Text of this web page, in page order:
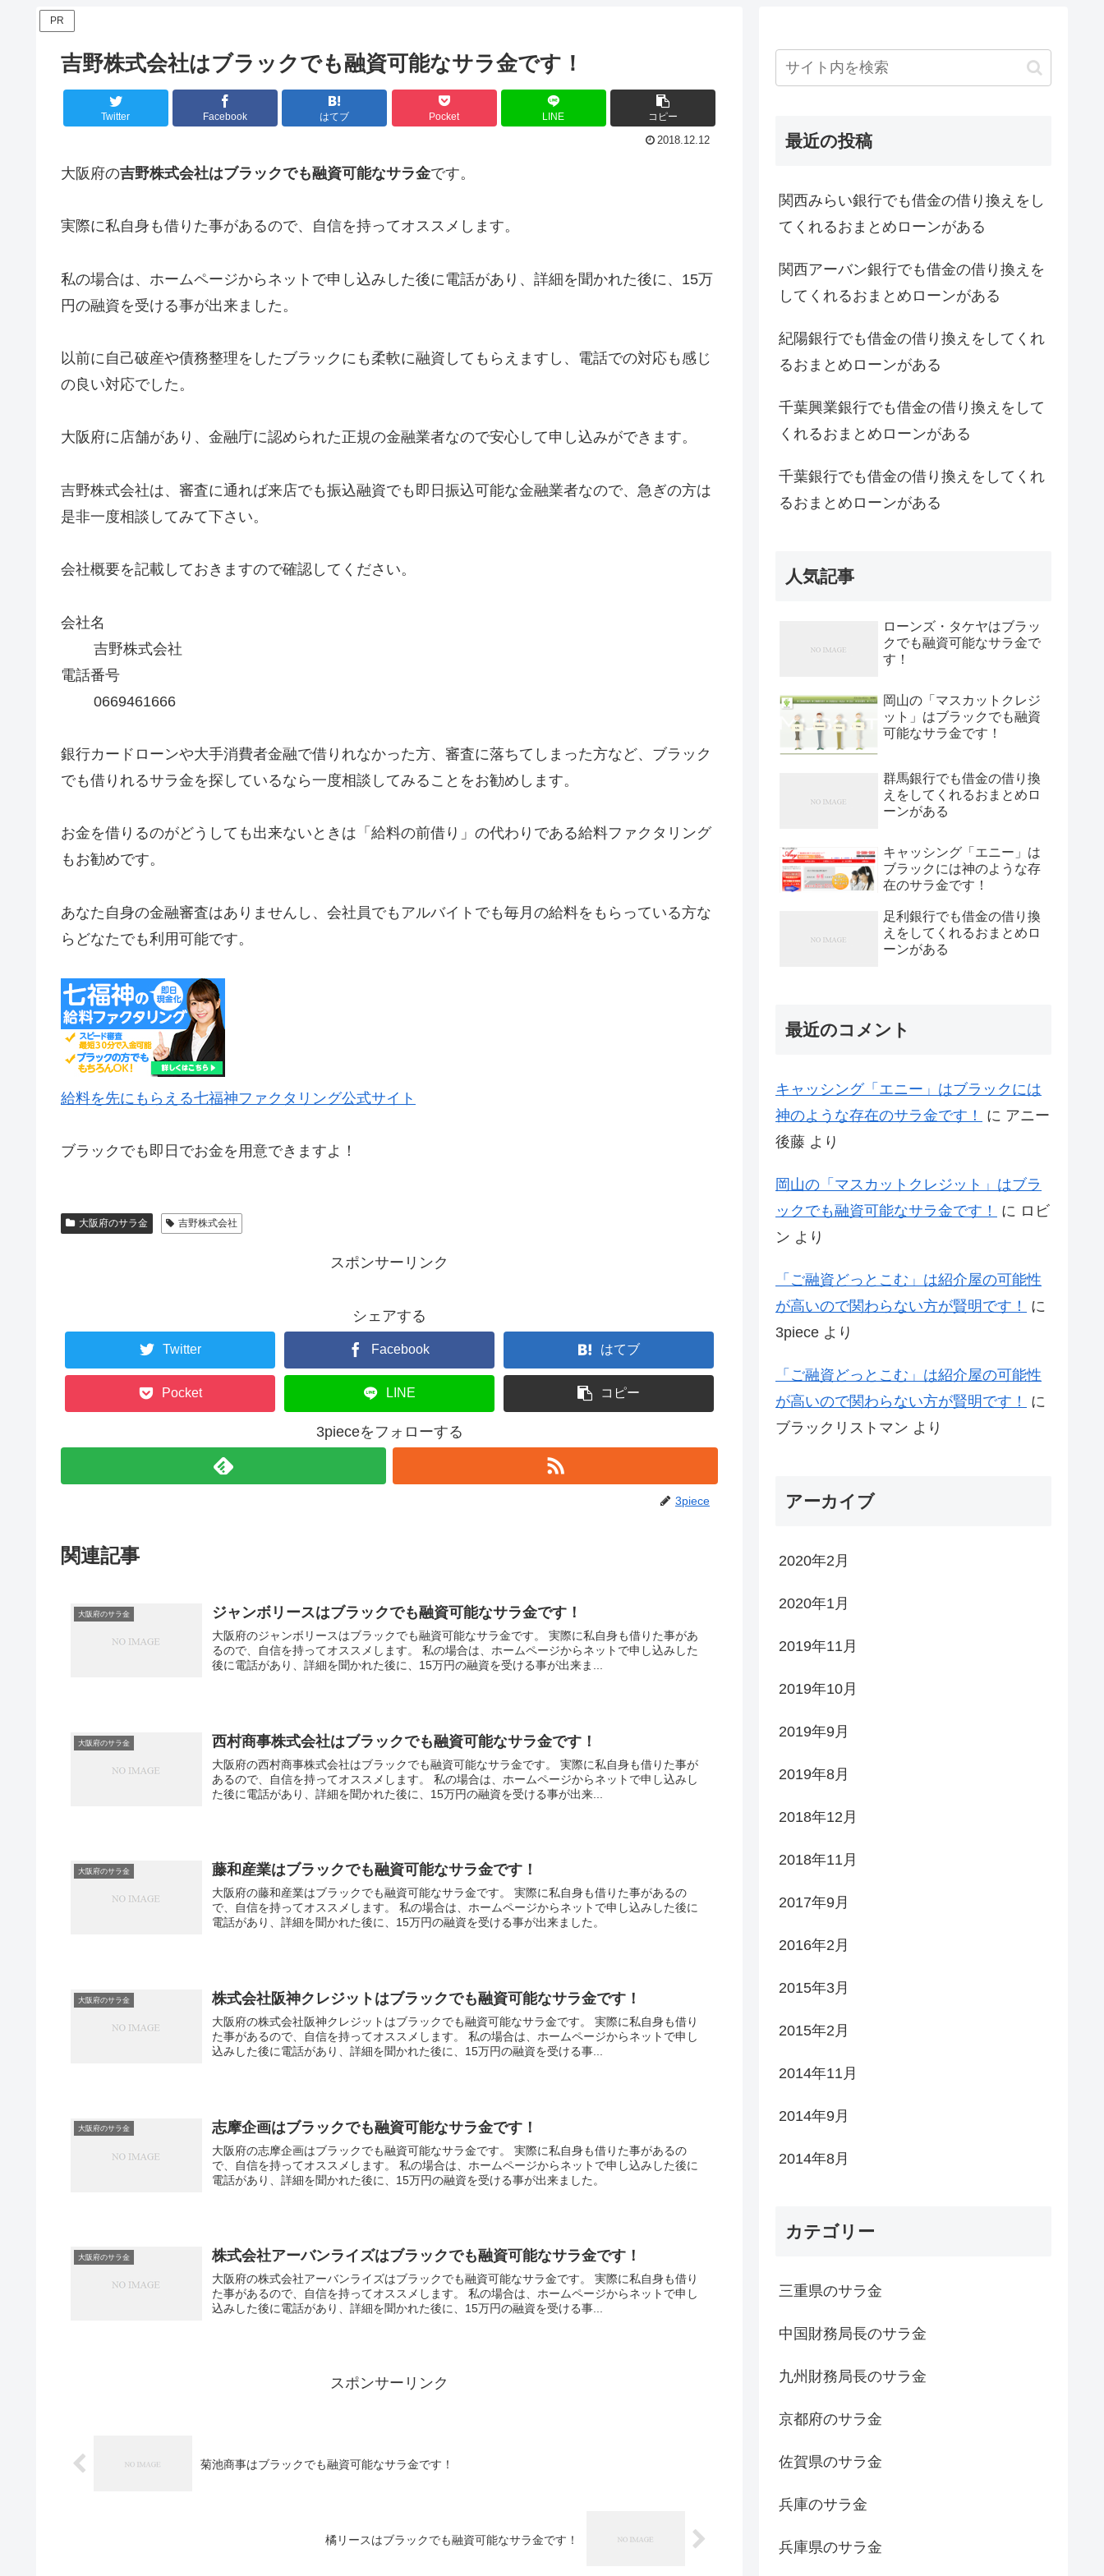
PR
吉野株式会社はブラックでも融資可能なサラ金です！
Twitter Facebook はてブ Pocket LINE コピー
2018.12.12
大阪府の吉野株式会社はブラックでも融資可能なサラ金です。
実際に私自身も借りた事があるので、自信を持ってオススメします。
私の場合は、ホームページからネットで申し込みした後に電話があり、詳細を聞かれた後に、15万
円の融資を受ける事が出来ました。
以前に自己破産や債務整理をしたブラックにも柔軟に融資してもらえますし、電話での対応も感じ
の良い対応でした。
大阪府に店舗があり、金融庁に認められた正規の金融業者なので安心して申し込みができます。
吉野株式会社は、審査に通れば来店でも振込融資でも即日振込可能な金融業者なので、急ぎの方は
是非一度相談してみて下さい。
会社概要を記載しておきますので確認してください。
会社名
吉野株式会社
電話番号
0669461666
銀行カードローンや大手消費者金融で借りれなかった方、審査に落ちてしまった方など、ブラック
でも借りれるサラ金を探しているなら一度相談してみることをお勧めします。
お金を借りるのがどうしても出来ないときは「給料の前借り」の代わりである給料ファクタリング
もお勧めです。
あなた自身の金融審査はありませんし、会社員でもアルバイトでも毎月の給料をもらっている方な
らどなたでも利用可能です。
給料を先にもらえる七福神ファクタリング公式サイト
ブラックでも即日でお金を用意できますよ！
大阪府のサラ金 吉野株式会社
スポンサーリンク
シェアする
Twitter Facebook はてブ
Pocket LINE コピー
3pieceをフォローする
3piece
関連記事
大阪府のサラ金 ジャンボリースはブラックでも融資可能なサラ金です！
大阪府のジャンボリースはブラックでも融資可能なサラ金です。 実際に私自身も借りた事があ
るので、自信を持ってオススメします。 私の場合は、ホームページからネットで申し込みした
後に電話があり、詳細を聞かれた後に、15万円の融資を受ける事が出来ま...
大阪府のサラ金 西村商事株式会社はブラックでも融資可能なサラ金です！
大阪府の西村商事株式会社はブラックでも融資可能なサラ金です。 実際に私自身も借りた事が
あるので、自信を持ってオススメします。 私の場合は、ホームページからネットで申し込みし
た後に電話があり、詳細を聞かれた後に、15万円の融資を受ける事が出来...
大阪府のサラ金 藤和産業はブラックでも融資可能なサラ金です！
大阪府の藤和産業はブラックでも融資可能なサラ金です。 実際に私自身も借りた事があるの
で、自信を持ってオススメします。 私の場合は、ホームページからネットで申し込みした後に
電話があり、詳細を聞かれた後に、15万円の融資を受ける事が出来ました。
大阪府のサラ金 株式会社阪神クレジットはブラックでも融資可能なサラ金です！
大阪府の株式会社阪神クレジットはブラックでも融資可能なサラ金です。 実際に私自身も借り
た事があるので、自信を持ってオススメします。 私の場合は、ホームページからネットで申し
込みした後に電話があり、詳細を聞かれた後に、15万円の融資を受ける事...
大阪府のサラ金 志摩企画はブラックでも融資可能なサラ金です！
大阪府の志摩企画はブラックでも融資可能なサラ金です。 実際に私自身も借りた事があるの
で、自信を持ってオススメします。 私の場合は、ホームページからネットで申し込みした後に
電話があり、詳細を聞かれた後に、15万円の融資を受ける事が出来ました。
大阪府のサラ金 株式会社アーバンライズはブラックでも融資可能なサラ金です！
大阪府の株式会社アーバンライズはブラックでも融資可能なサラ金です。 実際に私自身も借り
た事があるので、自信を持ってオススメします。 私の場合は、ホームページからネットで申し
込みした後に電話があり、詳細を聞かれた後に、15万円の融資を受ける事...
スポンサーリンク
菊池商事はブラックでも融資可能なサラ金です！
橘リースはブラックでも融資可能なサラ金です！
最近の投稿
関西みらい銀行でも借金の借り換えをし
てくれるおまとめローンがある
関西アーバン銀行でも借金の借り換えを
してくれるおまとめローンがある
紀陽銀行でも借金の借り換えをしてくれ
るおまとめローンがある
千葉興業銀行でも借金の借り換えをして
くれるおまとめローンがある
千葉銀行でも借金の借り換えをしてくれ
るおまとめローンがある
人気記事
ローンズ・タケヤはブラッ
クでも融資可能なサラ金で
す！
岡山の「マスカットクレジ
ット」はブラックでも融資
可能なサラ金です！
群馬銀行でも借金の借り換
えをしてくれるおまとめロ
ーンがある
キャッシング「エニー」は
ブラックには神のような存
在のサラ金です！
足利銀行でも借金の借り換
えをしてくれるおまとめロ
ーンがある
最近のコメント
キャッシング「エニー」はブラックには
神のような存在のサラ金です！
に アニー
後藤 より
岡山の「マスカットクレジット」はブラ
ックでも融資可能なサラ金です！
に ロビ
ン より
「ご融資どっとこむ」は紹介屋の可能性
が高いので関わらない方が賢明です！
に
3piece より
「ご融資どっとこむ」は紹介屋の可能性
が高いので関わらない方が賢明です！
に
ブラックリストマン より
アーカイブ
2020年2月
2020年1月
2019年11月
2019年10月
2019年9月
2019年8月
2018年12月
2018年11月
2017年9月
2016年2月
2015年3月
2015年2月
2014年11月
2014年9月
2014年8月
カテゴリー
三重県のサラ金
中国財務局長のサラ金
九州財務局長のサラ金
京都府のサラ金
佐賀県のサラ金
兵庫のサラ金
兵庫県のサラ金